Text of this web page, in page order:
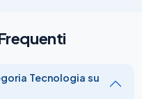
Tecnologia su